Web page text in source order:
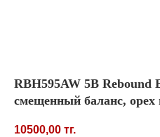
RBH595AW 5B Rebound
смещенный баланс,
10500,00 тг.